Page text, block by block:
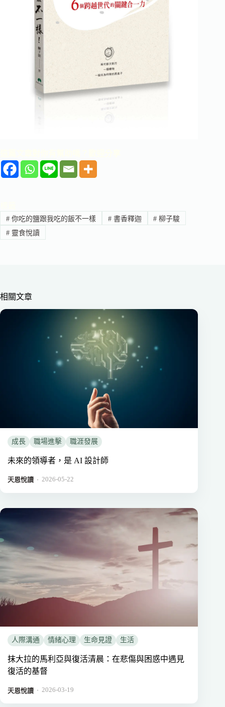
#你吃的鹽跟我吃的飯不一樣 #書香釋迦 # 柳子駿
#靈食悅讀
相關文章
成長 職場進擊 職涯發展
未來的領導者，是 AI 設計師
天恩悅讀 ． 2026-05-22
人際溝通 情緒心理 生命見證 生活
抹大拉的馬利亞與復活清晨：在悲傷與困惑中遇見
復活的基督
天恩悅讀 ． 2026-03-19